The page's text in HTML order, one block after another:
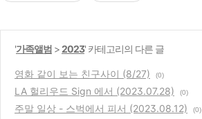
'가족앨범 >2023' 카테고리의 다른 글
영화 같이 보는 친구사이 (8/27) (0)
LA 헐리우드 Sign 에서 (2023.07.28) (0)
주말 일상 - 스벅에서 피서 (2023.08.12) (0)